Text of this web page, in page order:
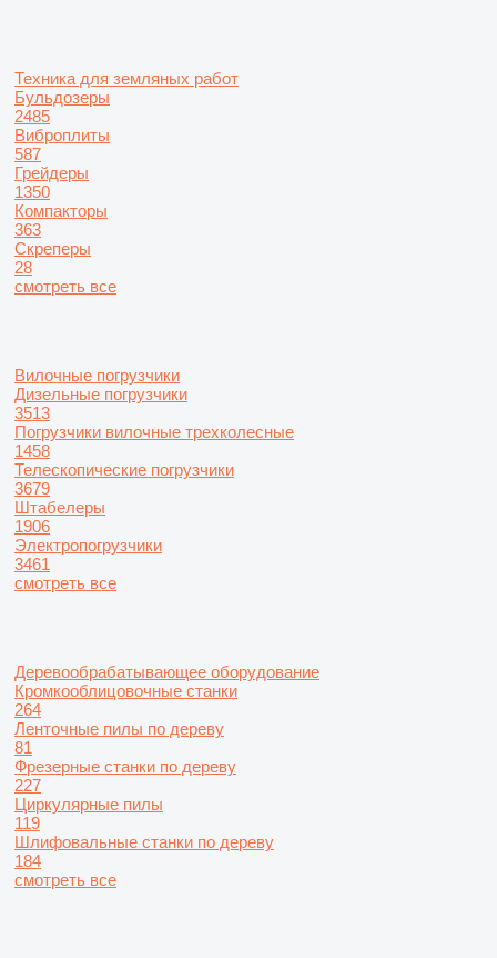
Техника для земляных работ
Бульдозеры
2485
Виброплиты
587
Грейдеры
1350
Компакторы
363
Скреперы
28
смотреть все
Вилочные погрузчики
Дизельные погрузчики
3513
Погрузчики вилочные трехколесные
1458
Телескопические погрузчики
3679
Штабелеры
1906
Электропогрузчики
3461
смотреть все
Деревообрабатывающее оборудование
Кромкооблицовочные станки
264
Ленточные пилы по дереву
81
Фрезерные станки по дереву
227
Циркулярные пилы
119
Шлифовальные станки по дереву
184
смотреть все